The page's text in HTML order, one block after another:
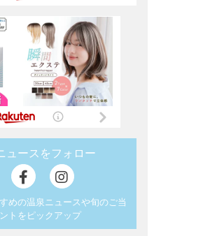
ュースをフォロー
めの温泉ニュースや旬のご当
トをピックアップ